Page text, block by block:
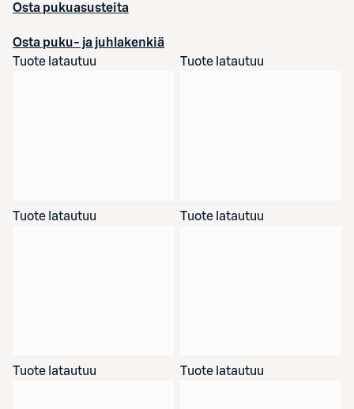
Osta pukuasusteita
Osta puku- ja juhlakenkiä
Tuote latautuu
Tuote latautuu
Tuote latautuu Tuote latautuu
Tuote latautuu Tuote latautuu